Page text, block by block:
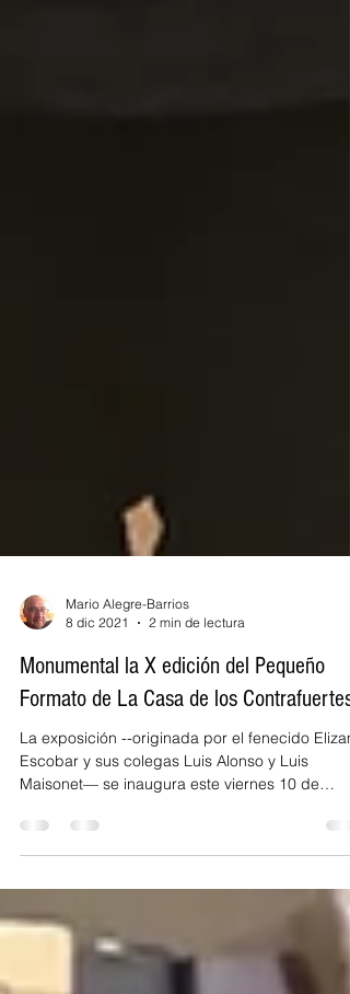
8 dic 2021
2 min de lectura
Monumental la X edición del Pequeño
Formato de La Casa de los Contrafuertes
La exposición --originada por el fenecido Elizam
Maisonet— se inaugura este viernes 10 de
diciembre